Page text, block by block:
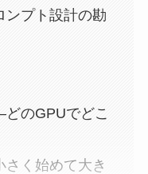
ンプト設計の勘
のGPUでどこ
く始めて大き